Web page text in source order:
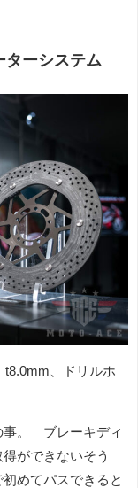
ターシステム
、ドリルホ
事。 ブレーキディ
ができないそう
めてパスできると